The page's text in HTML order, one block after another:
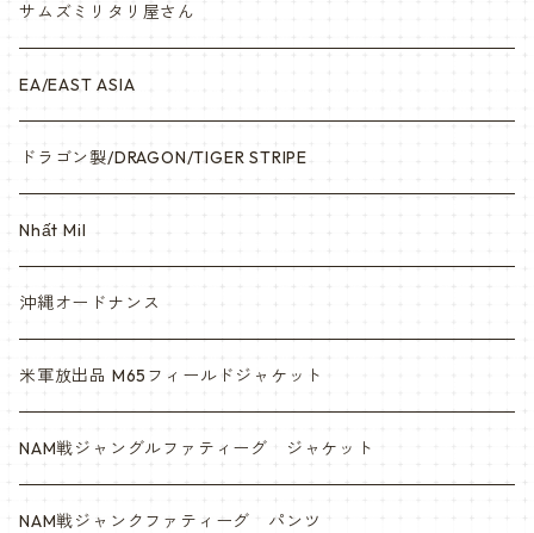
サムズミリタリ屋さん
EA/EAST ASIA
ドラゴン製/DRAGON/TIGER STRIPE
Nhất Mil
沖縄オードナンス
米軍放出品 M65フィールドジャケット
NAM戦ジャングルファティーグ ジャケット
NAM戦ジャンクファティーグ パンツ